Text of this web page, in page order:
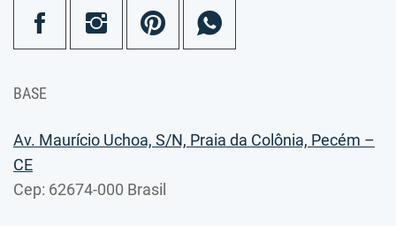
BASE
Av. Maurício Uchoa, S/N, Praia da Colônia, Pecém –
CE
Cep: 62674-000 Brasil